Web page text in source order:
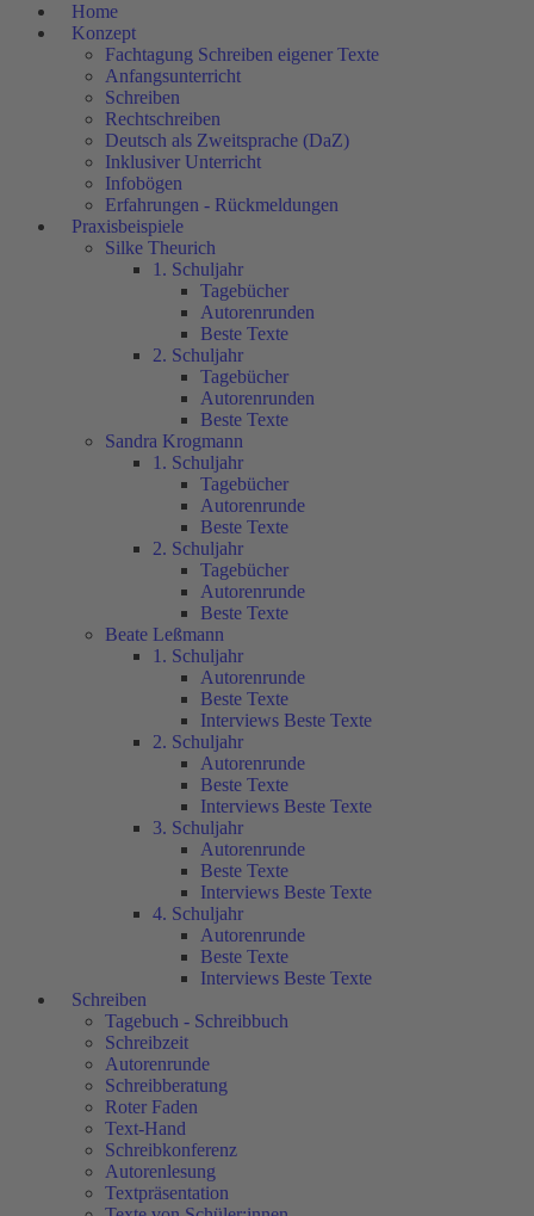
Home
Konzept
Fachtagung Schreiben eigener Texte
Anfangsunterricht
Schreiben
Rechtschreiben
Deutsch als Zweitsprache (DaZ)
Inklusiver Unterricht
Infobögen
Erfahrungen - Rückmeldungen
Praxisbeispiele
Silke Theurich
1. Schuljahr
Tagebücher
Autorenrunden
Beste Texte
2. Schuljahr
Tagebücher
Autorenrunden
Beste Texte
Sandra Krogmann
1. Schuljahr
Tagebücher
Autorenrunde
Beste Texte
2. Schuljahr
Tagebücher
Autorenrunde
Beste Texte
Beate Leßmann
1. Schuljahr
Autorenrunde
Beste Texte
Interviews Beste Texte
2. Schuljahr
Autorenrunde
Beste Texte
Interviews Beste Texte
3. Schuljahr
Autorenrunde
Beste Texte
Interviews Beste Texte
4. Schuljahr
Autorenrunde
Beste Texte
Interviews Beste Texte
Schreiben
Tagebuch - Schreibbuch
Schreibzeit
Autorenrunde
Schreibberatung
Roter Faden
Text-Hand
Schreibkonferenz
Autorenlesung
Textpräsentation